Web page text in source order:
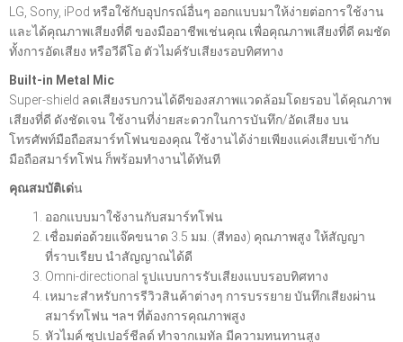
LG, Sony, iPod หรือใช้กับอุปกรณ์อื่นๆ ออกแบบมาให้ง่ายต่อการใช้งาน
และได้คุณภาพเสียงที่ดี ของมืออาชีพเช่นคุณ เพื่อคุณภาพเสียงที่ดี คมชัด
ทั้งการอัดเสียง หรือวีดีโอ ตัวไมค์รับเสียงรอบทิศทาง
Built-in Metal Mic
Super-shield ลดเสียงรบกวนได้ดีของสภาพแวดล้อมโดยรอบ ได้คุณภาพ
เสียงที่ดี ดังชัดเจน ใช้งานที่ง่ายสะดวกในการบันทึก/อัดเสียง บน
โทรศัพท์มือถือสมาร์ทโฟนของคุณ ใช้งานได้ง่ายเพียงแค่งเสียบเข้ากับ
มือถือสมาร์ทโฟน ก็พร้อมทำงานได้ทันที
คุณสมบัติเด่น
ออกแบบมาใช้งานกับสมาร์ทโฟน
เชื่อมต่อด้วยแจ๊คขนาด 3.5 มม. (สีทอง) คุณภาพสูง ให้สัญญา
ที่ราบเรียบ นำสัญญาณได้ดี
Omni-directional รูปแบบการรับเสียงแบบรอบทิศทาง
เหมาะสำหรับการรีวิวสินค้าต่างๆ การบรรยาย บันทึกเสียงผ่าน
สมาร์ทโฟน ฯลฯ ที่ต้องการคุณภาพสูง
หัวไมค์ ซุปเปอร์ชีลด์ ทำจากเมทัล มีความทนทานสูง